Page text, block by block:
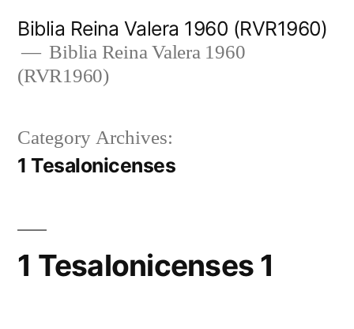
content
Biblia Reina Valera 1960 (RVR1960)
Biblia Reina Valera 1960
(RVR1960)
Category Archives:
1 Tesalonicenses
1 Tesalonicenses 1